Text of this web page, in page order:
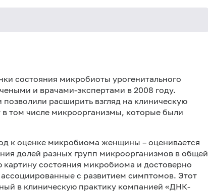
состояния микробиоты урогенитального
и врачами-экспертами в 2008 году.
расширить взгляд на клиническую
том числе микроорганизмы, которые были
к оценке микробиома женщины – оценивается
долей разных групп микроорганизмов в общей
картину состояния микробиома и достоверно
с развитием симптомов. Этот
в клиническую практику компанией «ДНК-